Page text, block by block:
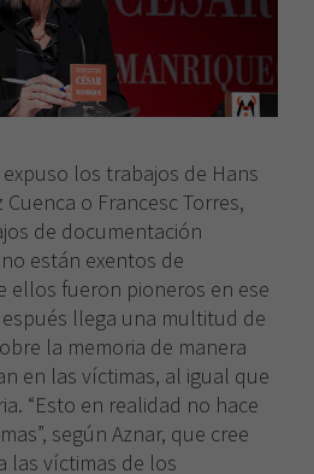
los trabajos de Hans
o Francesc Torres,
de documentación
están exentos de
ellos fueron pioneros en ese
llega una multitud de
la memoria de manera
en las víctimas, al igual que
“Esto en realidad no hace
según Aznar, que cree
las víctimas de los
Necesarias
cookies no
son
opcionales.
Son
necesarias
para que
funcione la